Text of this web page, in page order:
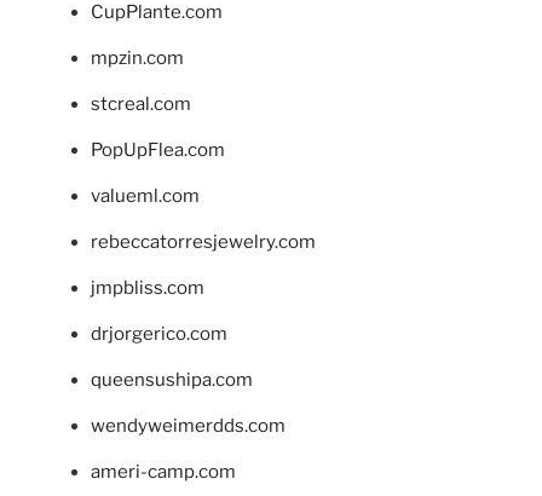
CupPlante.com
mpzin.com
stcreal.com
PopUpFlea.com
valueml.com
rebeccatorresjewelry.com
jmpbliss.com
drjorgerico.com
queensushipa.com
wendyweimerdds.com
ameri-camp.com